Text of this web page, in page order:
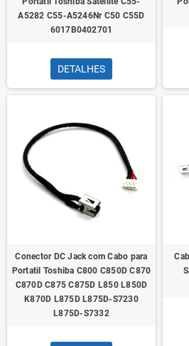
A5282 C55-A5246Nr C50 C55D
6017B0402701
DETALHES
Conector DC Jack com Cabo para
Portatil Toshiba C800 C850D C870
C870D C875 C875D L850 L850D
K870D L875D L875D-S7230
L875D-S7332